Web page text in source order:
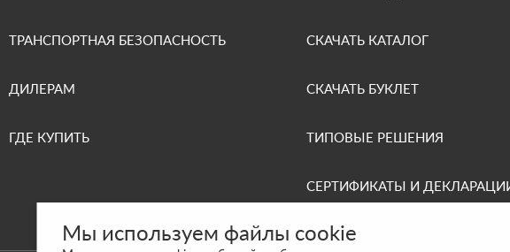
ТРАНСПОРТНАЯ БЕЗОПАСНОСТЬ
ДИЛЕРАМ
ГДЕ КУПИТЬ
СКАЧАТЬ КАТАЛОГ
СКАЧАТЬ БУКЛЕТ
ТИПОВЫЕ РЕШЕНИЯ
СЕРТИФИКАТЫ И
Мы используем файлы cookie